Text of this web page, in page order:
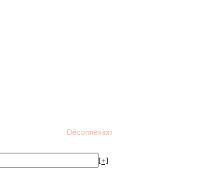
Déconnexion
[+]